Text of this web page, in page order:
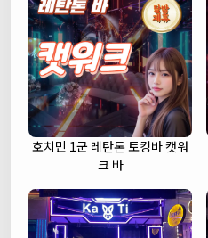
호치민 1군 레탄톤 토킹바 캣워
크 바